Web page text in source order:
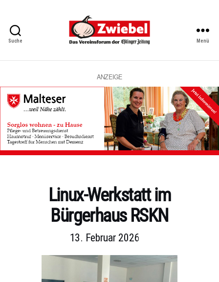
Suche
Vereinsforum
Eßlinger
Zeitung
Menü
ANZEIGE
Linux-Werkstatt im
Bürgerhaus RSKN
13. Februar 2026